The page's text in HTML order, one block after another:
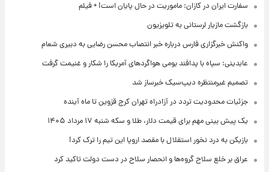
سفارت ایران در کازان: ماموریت در حال پایان است! + فیلم
بازگشت مازیار لرستانی به تلویزیون
واکنش خبرگزاری فارس درباره خبر انتصاب محسن رضایی به دبیری شعام
عابدینی: سپاه با پدافند بومی هواگردهای آمریکا را شکار و غنیمت گرفت
تصمیم غیرمنتظره دیپ‌سیک خبرساز شد
جزئیات محدودیت تردد در آزادراه تهران کرج قزوین تا ماه آینده
یک پیش ‌بینی مهم برای قیمت دلار، طلا و سکه شنبه ۱۷ مرداد ۱۴۰۵
بازیکن به درد نخور استقلال با مقصد اروپا این تیم را ترک کرد!
عراق بر خلع سلاح گروه‌ها و انحصار سلاح در دست دولت تاکید کرد